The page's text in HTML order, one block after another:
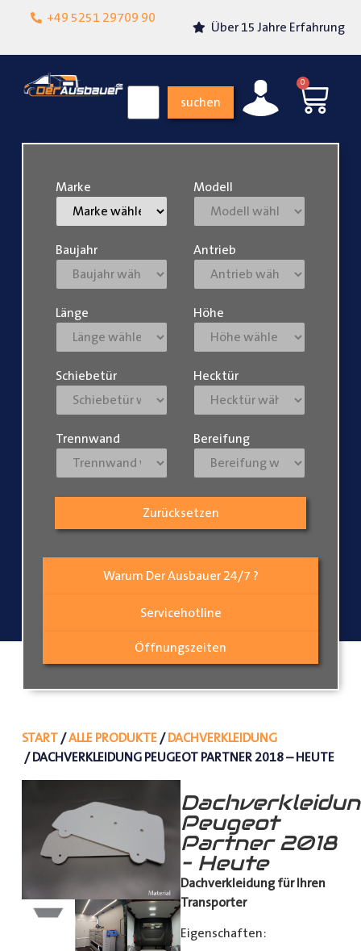
+49 5251 29709 90
Lokalgeschäft in
Über 15 Jahre Erfahrung
suchen
0
Warum Der Ausbauer 24/7 ?
Servicehotline
Öffnungszeiten
Marke Modell
Baujahr Antrieb
Länge Höhe
Schiebetür Hecktür
Trennwand Bereifung
Zurücksetzen
START/ALLE PRODUKTE/DACHVERKLEIDUNG
/ DACHVERKLEIDUNG PEUGEOT PARTNER 2018 – HEUTE
Peugeot
Partner 2018
– Heute
Dachverkleidung für Ihren
Transporter
Eigenschaften: